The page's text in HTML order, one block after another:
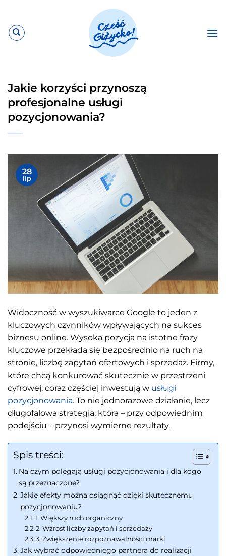
zawartości
Jakie korzyści przynoszą
profesjonalne usługi
pozycjonowania?
28
lip
Widoczność w wyszukiwarce Google to jeden z
kluczowych czynników wpływających na sukces
biznesu online. Wysoka pozycja na istotne frazy
kluczowe przekłada się bezpośrednio na ruch na
stronie, liczbę zapytań ofertowych i sprzedaż. Firmy,
które chcą konkurować skutecznie w przestrzeni
cyfrowej, coraz częściej inwestują w usługi
pozycjonowania. To nie jednorazowe działanie, lecz
długofalowa strategia, która – przy odpowiednim
podejściu – przynosi wymierne rezultaty.
Spis treści:
Na czym polegają usługi pozycjonowania i dla kogo
są przeznaczone?
Jakie efekty można osiągnąć dzięki skutecznemu
pozycjonowaniu?
1. Większy ruch organiczny
2. Wzrost liczby zapytań i sprzedaży
3. Zwiększenie rozpoznawalności marki
Jak wybrać odpowiedniego partnera do realizacji